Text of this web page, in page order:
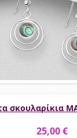
σκουλαρίκια
25,00 €